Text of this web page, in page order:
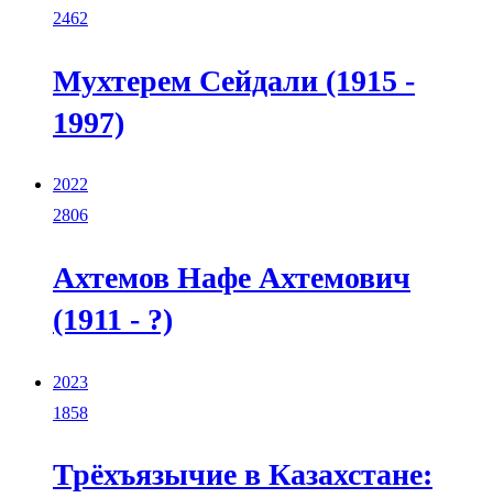
2462
Мухтерем Сейдали (1915 -
1997)
2022
2806
Ахтемов Нафе Ахтемович
(1911 - ?)
2023
1858
Трёхъязычие в Казахстане: